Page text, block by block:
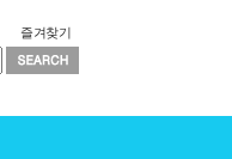
즐겨찾기